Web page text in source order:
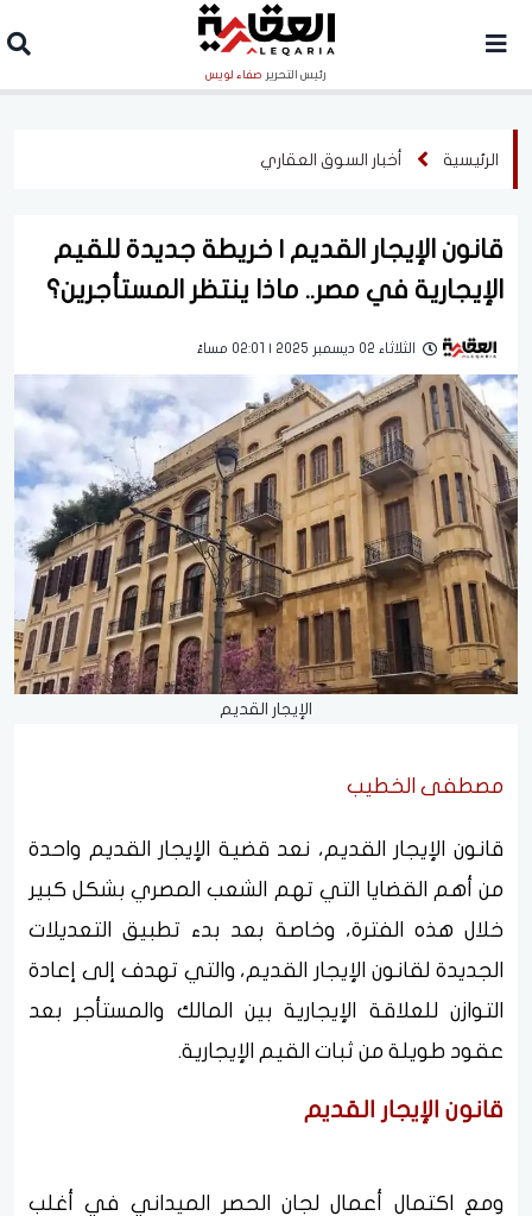
رئيس التحرير صفاء لويس
الرئيسية أخبار السوق العقاري
قانون الإيجار القديم | خريطة جديدة للقيم
الإيجارية في مصر.. ماذا ينتظر المستأجرين؟
الثلاثاء 02 ديسمبر 2025 | 02:01 مساءً
الإيجار القديم
مصطفى الخطيب
قانون الإيجار القديم، نعد قضية الإيجار القديم واحدة
من أهم القضايا التي تهم الشعب المصري بشكل كبير
خلال هذه الفترة، وخاصة بعد بدء تطبيق التعديلات
الجديدة لقانون الإيجار القديم، والتي تهدف إلى إعادة
التوازن للعلاقة الإيجارية بين المالك والمستأجر بعد
عقود طويلة من ثبات القيم الإيجارية.
قانون الإيجار القديم
ومع اكتمال أعمال لجان الحصر الميداني في أغلب